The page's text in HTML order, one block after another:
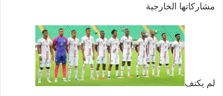
مشاركاتها الخارجية
لم يكتف